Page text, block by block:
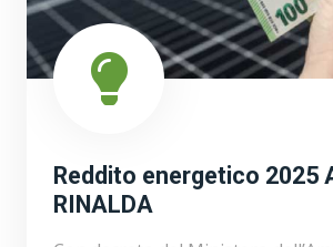
Reddito energetico 2025
RINALDA